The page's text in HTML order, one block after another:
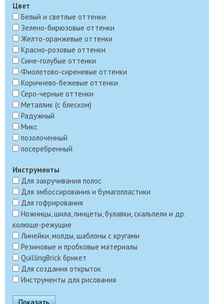
Цвет
Белый и светлые оттенки
Зелено-бирюзовые оттенки
Желто-оранжевые оттенки
Красно-розовые оттенки
Сине-голубые оттенки
Фиолетово-сиреневые оттенки
Коричнево-бежевые оттенки
Серо-черные оттенки
Металлик (с блеском)
Радужный
Микс
позолоченный
посеребренный
Инструменты
Для закручивания полос
Для эмбоссирования и бумагопластики
Для гофрирования
Ножницы, шила, пинцеты, булавки, скальпели и др.
колюще-режущие
Линейки, молды, шаблоны с кругами
Резиновые и пробковые материалы
QuillingBrick брикет
Для создания открыток
Инструменты для рисования